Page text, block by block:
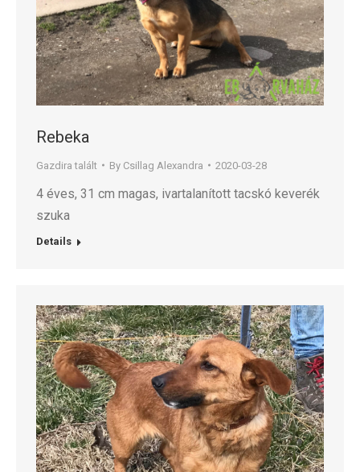
Rebeka
Gazdira talált By Csillag Alexandra 2020-03-28
4 éves, 31 cm magas, ivartalanított tacskó keverék
szuka
Details